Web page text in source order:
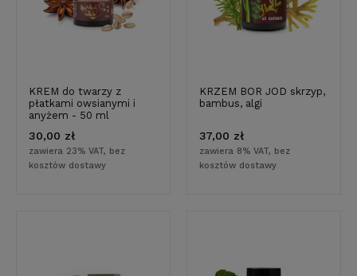
KREM do twarzy z
płatkami owsianymi i
anyżem - 50 ml
30,00 zł
zawiera 23% VAT, bez
kosztów dostawy
KRZEM BOR JOD skrzyp,
bambus, algi
37,00 zł
zawiera 8% VAT, bez
kosztów dostawy